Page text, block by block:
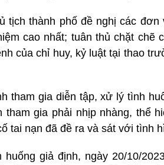
tịch thành phố đề nghị các
cao nhất; tuân thủ chặt chẽ
của chỉ huy, kỷ luật tại thao
tham gia diễn tập, xử lý tình
tham gia phải nhịp nhàng, thể
tai nạn đã đề ra và sát với tình
huống giả định, ngày 20/10/